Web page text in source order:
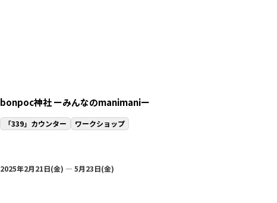
bonpoc神社 ーみんなのmanimaniー
「339」カウンター ワークショップ
2025年2月21日(金) — 5月23日(金)